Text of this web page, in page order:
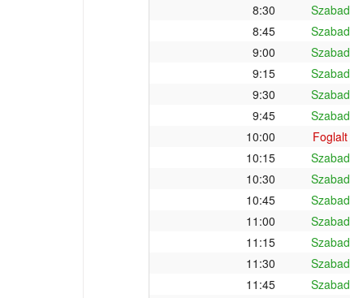
8:30
Szabad
8:45
Szabad
9:00
Szabad
9:15
Szabad
9:30
Szabad
9:45
Szabad
10:00
Foglalt
10:15
Szabad
10:30
Szabad
10:45
Szabad
11:00
Szabad
11:15
Szabad
11:30
Szabad
11:45
Szabad